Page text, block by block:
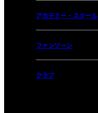
アカデミー・スクール
ファンゾーン
クラブ